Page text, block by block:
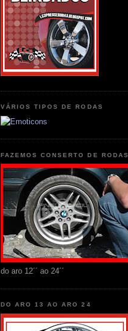
VÁRIOS TIPOS DE RODAS
FAZEMOS CONSERTO DE RODAS
do aro 12´´ ao 24´´
DO ARO 13 AO ARO 24